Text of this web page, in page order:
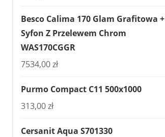
Besco Calima 170 Glam Grafitowa +
Syfon Z Przelewem Chrom
WAS170CGGR
7534,00zł
Purmo Compact C11 500x1000
313,00zł
Cersanit Aqua S701330